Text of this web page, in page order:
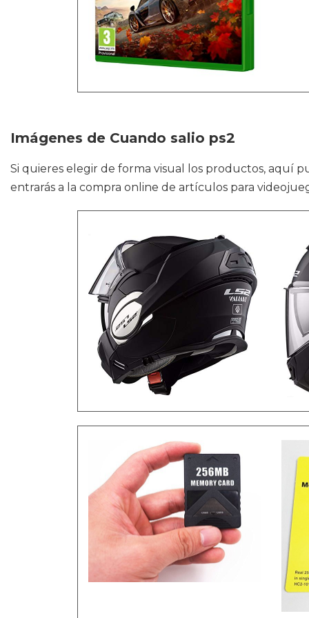
Imágenes de Cuando salio ps2
Si quieres elegir de forma visual los productos, aquí
entrarás a la compra online de artículos para